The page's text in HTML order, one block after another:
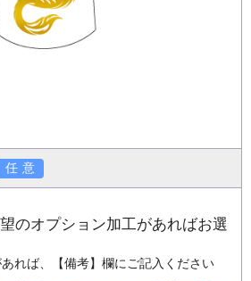
任意
のオプション加工があればお選
れば、【備考】欄にご記入ください